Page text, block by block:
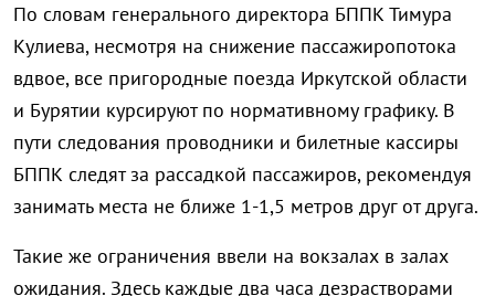
По словам генерального директора БППК Тимура
Кулиева, несмотря на снижение пассажиропотока
вдвое, все пригородные поезда Иркутской области
и Бурятии курсируют по нормативному графику. В
пути следования проводники и билетные кассиры
БППК следят за рассадкой пассажиров, рекомендуя
занимать места не ближе 1-1,5 метров друг от друга.
Такие же ограничения ввели на вокзалах в залах
ожидания. Здесь каждые два часа дезрастворами